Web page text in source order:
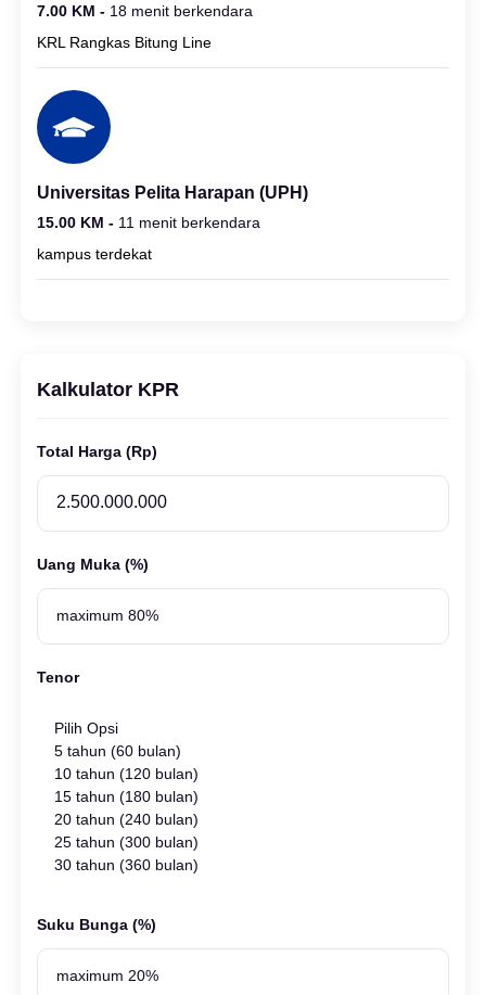
7.00 KM - 18 menit berkendara
KRL Rangkas Bitung Line
Universitas Pelita Harapan (UPH)
15.00 KM - 11 menit berkendara
kampus terdekat
Kalkulator KPR
Total Harga (Rp)
Uang Muka (%)
Tenor
Pilih Opsi
5 tahun (60 bulan)
10 tahun (120 bulan)
15 tahun (180 bulan)
20 tahun (240 bulan)
25 tahun (300 bulan)
30 tahun (360 bulan)
Suku Bunga (%)